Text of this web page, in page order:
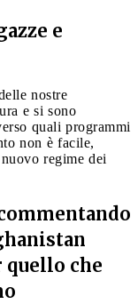
e
nostre
e si sono
quali programmi
non è facile,
regime dei
quello che